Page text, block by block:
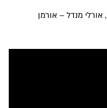
מנדל – אורמן